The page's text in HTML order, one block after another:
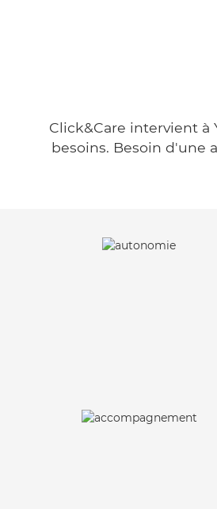
Click&Care intervient à
besoins. Besoin d'une